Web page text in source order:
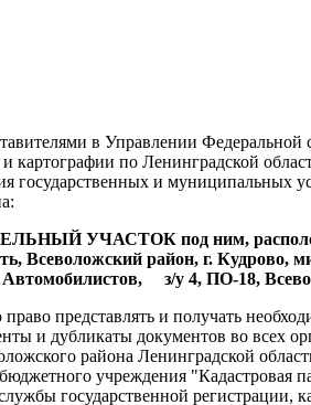
в Управлении Федеральной
и картографии по Ленинградской
государственных и муниципальных
УЧАСТОК под ним,
Всеволожский район, г. Кудрово,
з/у 4, ПО-18,
право представлять и получать
и дубликаты документов во всех
района Ленинградской
учреждения "Кадастровая
государственной регистрации,